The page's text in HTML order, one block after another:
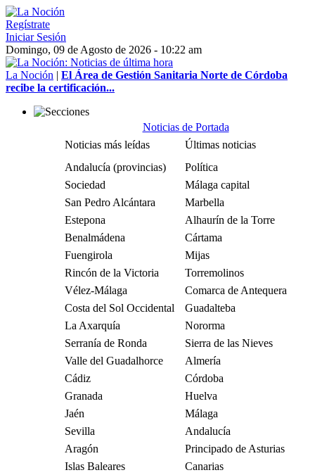
Regístrate
Iniciar Sesión
Domingo, 09 de Agosto de 2026 - 10:22 am
La Noción | El Área de Gestión Sanitaria Norte de Córdoba
recibe la certificación...
Noticias de Portada
Noticias más leídas
Últimas noticias
Andalucía (provincias)
Política
Sociedad
Málaga capital
San Pedro Alcántara
Marbella
Estepona
Alhaurín de la Torre
Benalmádena
Cártama
Fuengirola
Mijas
Rincón de la Victoria
Torremolinos
Vélez-Málaga
Comarca de Antequera
Costa del Sol Occidental
Guadalteba
La Axarquía
Nororma
Serranía de Ronda
Sierra de las Nieves
Valle del Guadalhorce
Almería
Cádiz
Córdoba
Granada
Huelva
Jaén
Málaga
Sevilla
Andalucía
Aragón
Principado de Asturias
Islas Baleares
Canarias